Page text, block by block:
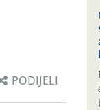
PODIJELI